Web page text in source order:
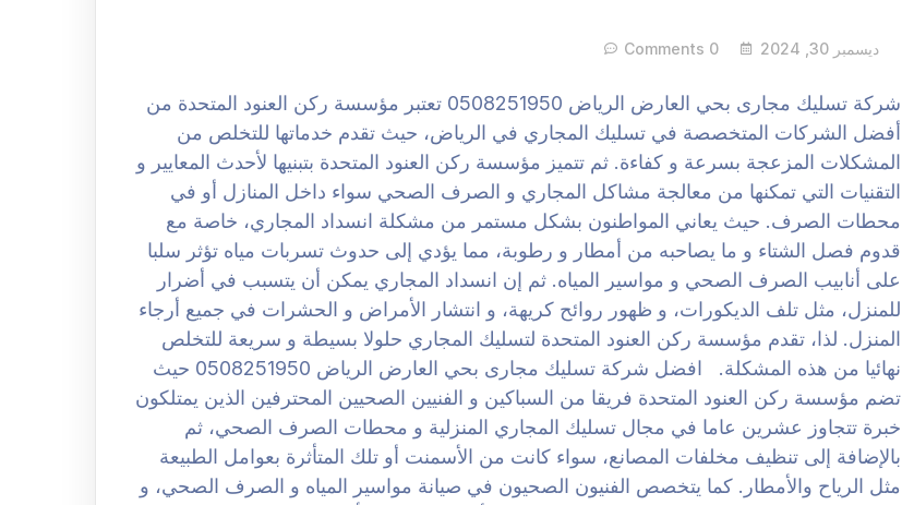
ديسمبر 30, 2024 0 Comments
شركة تسليك مجارى بحي العارض الرياض 0508251950 تعتبر مؤسسة ركن العنود المتحدة من
أفضل الشركات المتخصصة في تسليك المجاري في الرياض، حيث تقدم خدماتها للتخلص من
المشكلات المزعجة بسرعة و كفاءة. ثم تتميز مؤسسة ركن العنود المتحدة بتبنيها لأحدث المعايير و
التقنيات التي تمكنها من معالجة مشاكل المجاري و الصرف الصحي سواء داخل المنازل أو في
محطات الصرف. حيث يعاني المواطنون بشكل مستمر من مشكلة انسداد المجاري، خاصة مع
قدوم فصل الشتاء و ما يصاحبه من أمطار و رطوبة، مما يؤدي إلى حدوث تسربات مياه تؤثر سلبا
على أنابيب الصرف الصحي و مواسير المياه. ثم إن انسداد المجاري يمكن أن يتسبب في أضرار
للمنزل، مثل تلف الديكورات، و ظهور روائح كريهة، و انتشار الأمراض و الحشرات في جميع أرجاء
المنزل. لذا، تقدم مؤسسة ركن العنود المتحدة لتسليك المجاري حلولا بسيطة و سريعة للتخلص
نهائيا من هذه المشكلة. افضل شركة تسليك مجارى بحي العارض الرياض 0508251950 حيث
تضم مؤسسة ركن العنود المتحدة فريقا من السباكين و الفنيين الصحيين المحترفين الذين يمتلكون
خبرة تتجاوز عشرين عاما في مجال تسليك المجاري المنزلية و محطات الصرف الصحي، ثم
بالإضافة إلى تنظيف مخلفات المصانع، سواء كانت من الأسمنت أو تلك المتأثرة بعوامل الطبيعة
مثل الرياح والأمطار. كما يتخصص الفنيون الصحيون في صيانة مواسير المياه و الصرف الصحي، و